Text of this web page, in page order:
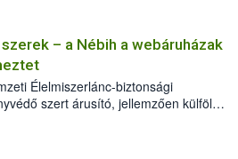
– a Nébih a webáruházak
Élelmiszerlánc-biztonsági
szert árusító, jellemzően külföldi
Emellett az ilyen
is